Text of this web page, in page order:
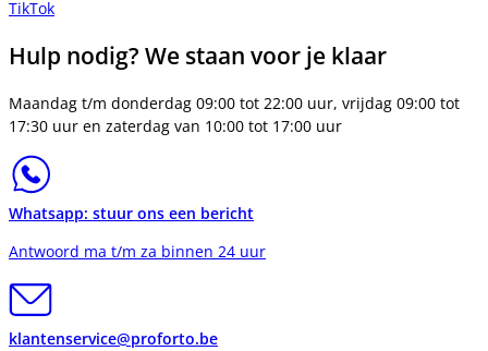
TikTok
Hulp nodig? We staan voor je klaar
Maandag t/m donderdag 09:00 tot 22:00 uur, vrijdag 09:00 tot
17:30 uur en zaterdag van 10:00 tot 17:00 uur
Whatsapp: stuur ons een bericht
Antwoord ma t/m za binnen 24 uur
klantenservice@proforto.be